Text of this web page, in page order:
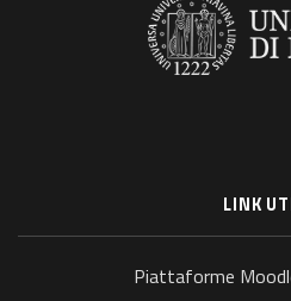
LINK
Piattaforme